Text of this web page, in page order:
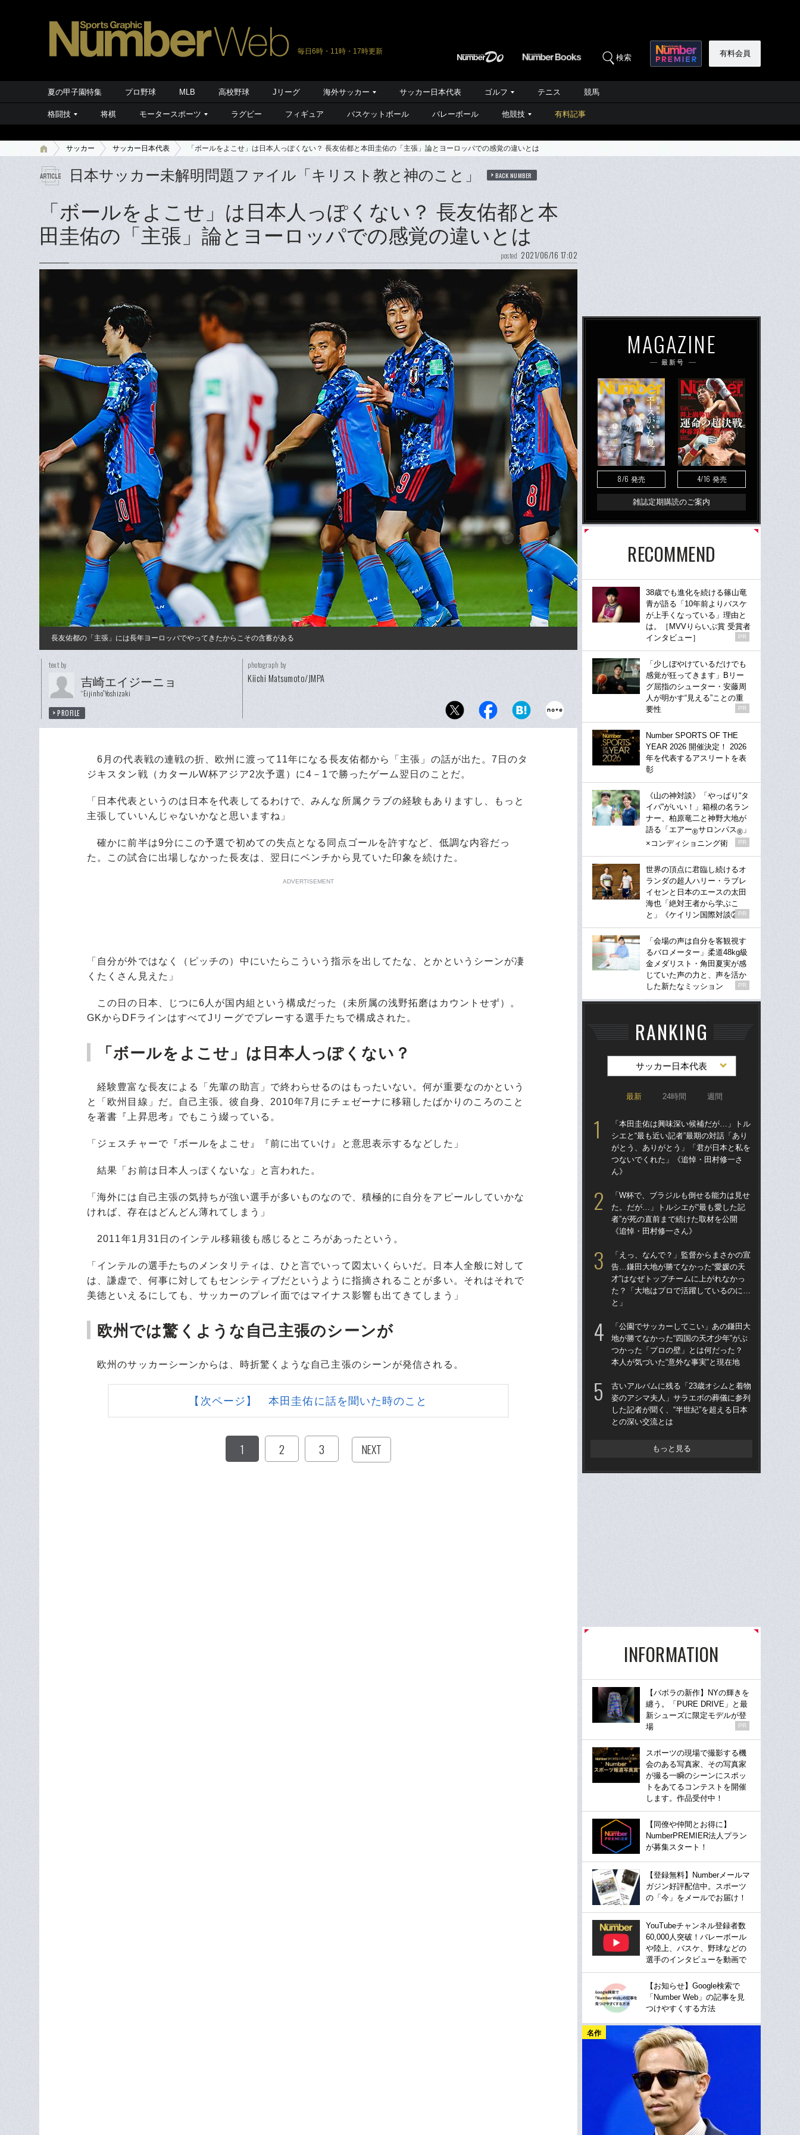
毎日6時・11時・17時更新
検索 有料会員
夏の甲子園特集 プロ野球 MLB 高校野球 Jリーグ 海外サッカー サッカー日本代表 ゴルフ テニス 競馬
格闘技 将棋 モータースポーツ ラグビー フィギュア バスケットボール バレーボール 他競技 有料記事
サッカー サッカー日本代表 「ボールをよこせ」は日本人っぽくない？ 長友佑都と本田圭佑の「主張」論とヨーロッパでの感覚の違いとは
日本サッカー未解明問題ファイル「キリスト教と神のこと」 BACK NUMBER
「ボールをよこせ」は日本人っぽくない？ 長友佑都と本
田圭佑の「主張」論とヨーロッパでの感覚の違いとは
posted 2021/06/16 17:02
長友佑都の「主張」には長年ヨーロッパでやってきたからこその含蓄がある
text by
吉崎エイジーニョ
“Eijinho”Yoshizaki
PROFILE
photograph by
Kiichi Matsumoto/JMPA
6月の代表戦の連戦の折、欧州に渡って11年になる長友佑都から「主張」の話が出た。7日のタ
ジキスタン戦（カタールW杯アジア2次予選）に4－1で勝ったゲーム翌日のことだ。
「日本代表というのは日本を代表してるわけで、みんな所属クラブの経験もありますし、もっと
主張していいんじゃないかなと思いますね」
確かに前半は9分にこの予選で初めての失点となる同点ゴールを許すなど、低調な内容だっ
た。この試合に出場しなかった長友は、翌日にベンチから見ていた印象を続けた。
ADVERTISEMENT
「自分が外ではなく（ピッチの）中にいたらこういう指示を出してたな、とかというシーンが凄
くたくさん見えた」
この日の日本、じつに6人が国内組という構成だった（未所属の浅野拓磨はカウントせず）。
GKからDFラインはすべてJリーグでプレーする選手たちで構成された。
「ボールをよこせ」は日本人っぽくない？
経験豊富な長友による「先輩の助言」で終わらせるのはもったいない。何が重要なのかという
と「欧州目線」だ。自己主張。彼自身、2010年7月にチェゼーナに移籍したばかりのころのこと
を著書『上昇思考』でもこう綴っている。
「ジェスチャーで『ボールをよこせ』『前に出ていけ』と意思表示するなどした」
結果「お前は日本人っぽくないな」と言われた。
「海外には自己主張の気持ちが強い選手が多いものなので、積極的に自分をアピールしていかな
ければ、存在はどんどん薄れてしまう」
2011年1月31日のインテル移籍後も感じるところがあったという。
「インテルの選手たちのメンタリティは、ひと言でいって図太いくらいだ。日本人全般に対して
は、謙虚で、何事に対してもセンシティブだというように指摘されることが多い。それはそれで
美徳といえるにしても、サッカーのプレイ面ではマイナス影響も出てきてしまう」
欧州では驚くような自己主張のシーンが
欧州のサッカーシーンからは、時折驚くような自己主張のシーンが発信される。
【次ページ】 本田圭佑に話を聞いた時のこと
1 2 3 NEXT
MAGAZINE
最新号
8/6 発売 4/16 発売
雑誌定期購読のご案内
RECOMMEND
38歳でも進化を続ける篠山竜
青が語る「10年前よりバスケ
が上手くなっている」理由と
は。［MVVりらいぶ賞 受賞者
インタビュー］
PR
「少しぼやけているだけでも
感覚が狂ってきます」Bリー
グ屈指のシューター・安藤周
人が明かす“見える”ことの重
要性
PR
Number SPORTS OF THE
YEAR 2026 開催決定！ 2026
年を代表するアスリートを表
彰
《山の神対談》「やっぱり“タ
イパ”がいい！」箱根の名ラン
ナー、柏原竜二と神野大地が
語る「エアー®サロンパス® 」
×コンディショニング術
PR
世界の頂点に君臨し続けるオ
ランダの超人ハリー・ラブレ
イセンと日本のエースの太田
海也「絶対王者から学ぶこ
と」《ケイリン国際対談②》
PR
「会場の声は自分を客観視す
るバロメーター」柔道48kg級
金メダリスト・角田夏実が感
じていた声の力と、声を活か
した新たなミッション
PR
RANKING
サッカー日本代表
最新 24時間 週間
「本田圭佑は興味深い候補だが…」トル
シエと“最も近い記者”最期の対話「あり
がとう、ありがとう」「君が日本と私を
つないでくれた」《追悼・田村修一さ
ん》
「W杯で、ブラジルも倒せる能力は見せ
た。だが…」トルシエが“最も愛した記
者”が死の直前まで続けた取材を公開
《追悼・田村修一さん》
「えっ、なんで？」監督からまさかの宣
告…鎌田大地が勝てなかった“愛媛の天
才”はなぜトップチームに上がれなかっ
た？「大地はプロで活躍しているのに…
と」
「公園でサッカーしてこい」あの鎌田大
地が勝てなかった“四国の天才少年”がぶ
つかった「プロの壁」とは何だった？
本人が気づいた“意外な事実”と現在地
古いアルバムに残る「23歳オシムと着物
姿のアシマ夫人」サラエボの葬儀に参列
した記者が聞く、“半世紀”を超える日本
との深い交流とは
もっと見る
INFORMATION
【バボラの新作】NYの輝きを
纏う。「PURE DRIVE」と最
新シューズに限定モデルが登
場
PR
スポーツの現場で撮影する機
会のある写真家、その写真家
が撮る一瞬のシーンにスポッ
トをあてるコンテストを開催
します。作品受付中！
【同僚や仲間とお得に】
NumberPREMIER法人プラン
が募集スタート！
【登録無料】Numberメールマ
ガジン好評配信中。スポーツ
の「今」をメールでお届け！
YouTubeチャンネル登録者数
60,000人突破！バレーボール
や陸上、バスケ、野球などの
選手のインタビューを動画で
【お知らせ】Google検索で
「Number Web」の記事を見
つけやすくする方法
名作